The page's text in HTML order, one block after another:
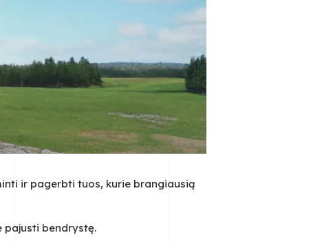
ir pagerbti tuos, kurie brangiausią
pajusti bendrystę.